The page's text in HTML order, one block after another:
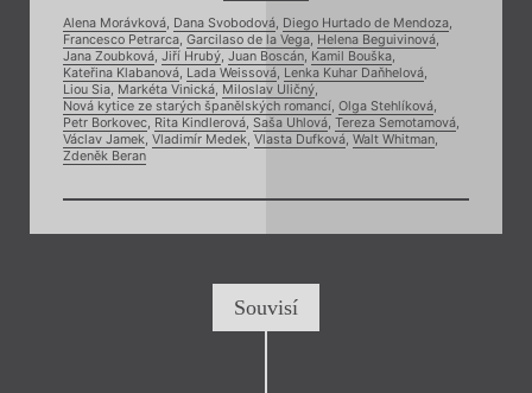
Alena Morávková, Dana Svobodová, Diego Hurtado de Mendoza,
Francesco Petrarca, Garcilaso de la Vega, Helena Beguivinová,
Jana Zoubková, Jiří Hrubý, Juan Boscán, Kamil Bouška,
Kateřina Klabanová, Lada Weissová, Lenka Kuhar Daňhelová,
Liou Sia, Markéta Vinická, Miloslav Uličný,
Nová kytice ze starých španělských romancí, Olga Stehlíková,
Petr Borkovec, Rita Kindlerová, Saša Uhlová, Tereza Semotamová,
Václav Jamek, Vladimír Medek, Vlasta Dufková, Walt Whitman,
Zdeněk Beran
Souvisí